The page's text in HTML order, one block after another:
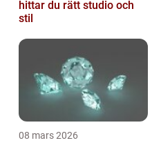
hittar du rätt studio och
stil
08 mars 2026